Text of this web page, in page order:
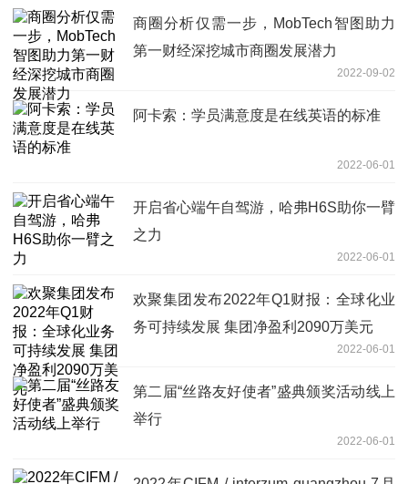
商圈分析仅需一步，MobTech智图助力
第一财经深挖城市商圈发展潜力
2022-09-02
阿卡索：学员满意度是在线英语的标准
2022-06-01
开启省心端午自驾游，哈弗H6S助你一臂
之力
2022-06-01
欢聚集团发布2022年Q1财报：全球化业
务可持续发展 集团净盈利2090万美元
2022-06-01
第二届“丝路友好使者”盛典颁奖活动线上
举行
2022-06-01